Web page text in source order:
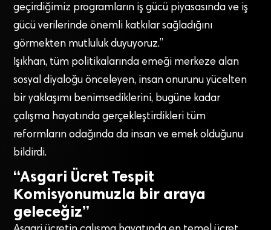
geçirdiğimiz programların iş gücü piyasasında ve iş
gücü verilerinde önemli katkılar sağladığını
görmekten mutluluk duyuyoruz.”
Işıkhan, tüm politikalarında emeği merkeze alan
sosyal diyaloğu önceleyen, insan onurunu yücelten
bir yaklaşımı benimsediklerini, bugüne kadar
çalışma hayatında gerçekleştirdikleri tüm
reformların odağında da insan ve emek olduğunu
bildirdi.
“Asgari Ücret Tespit
Komisyonumuzla bir araya
geleceğiz”